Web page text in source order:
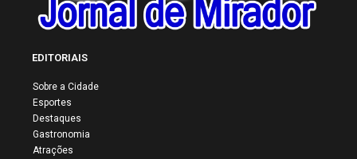
EDITORIAIS
Sobre a Cidade
Esportes
Destaques
Gastronomia
Atrações